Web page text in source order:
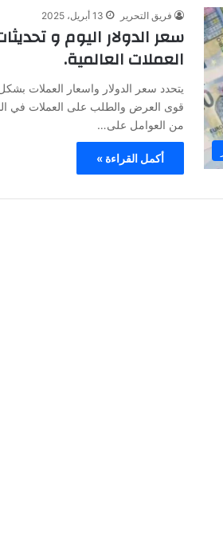
فريق التحرير 13 أبريل، 2025
سعر الدولار اليوم و
العملات العالمية.
يتحدد سعر الدولار واسعار العملات
قوى العرض والطلب على العملات في
من العوامل على…
أكمل القراءة »